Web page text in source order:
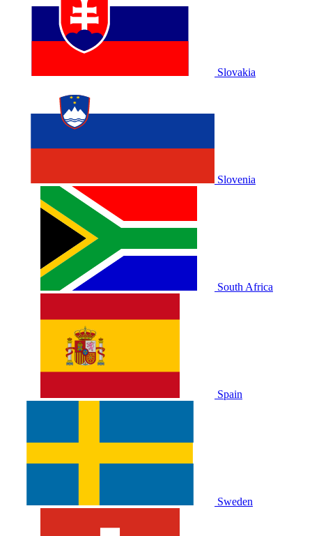
Slovakia
Slovenia
South Africa
Spain
Sweden